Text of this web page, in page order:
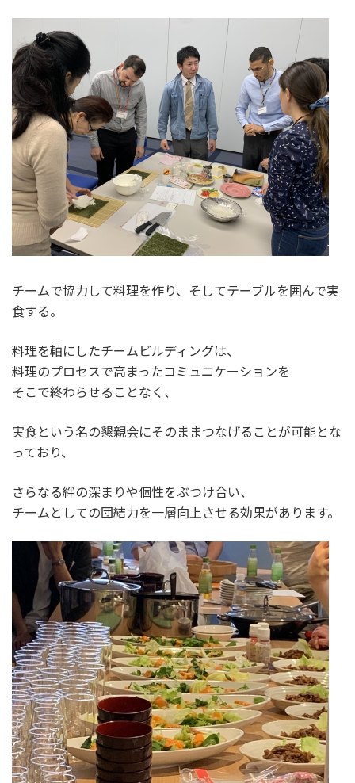
チームで協力して料理を作り、そしてテーブルを囲んで実
食する。
料理を軸にしたチームビルディングは、
料理のプロセスで高まったコミュニケーションを
そこで終わらせることなく、
実食という名の懇親会にそのままつなげることが可能とな
っており、
さらなる絆の深まりや個性をぶつけ合い、
チームとしての団結力を一層向上させる効果があります。